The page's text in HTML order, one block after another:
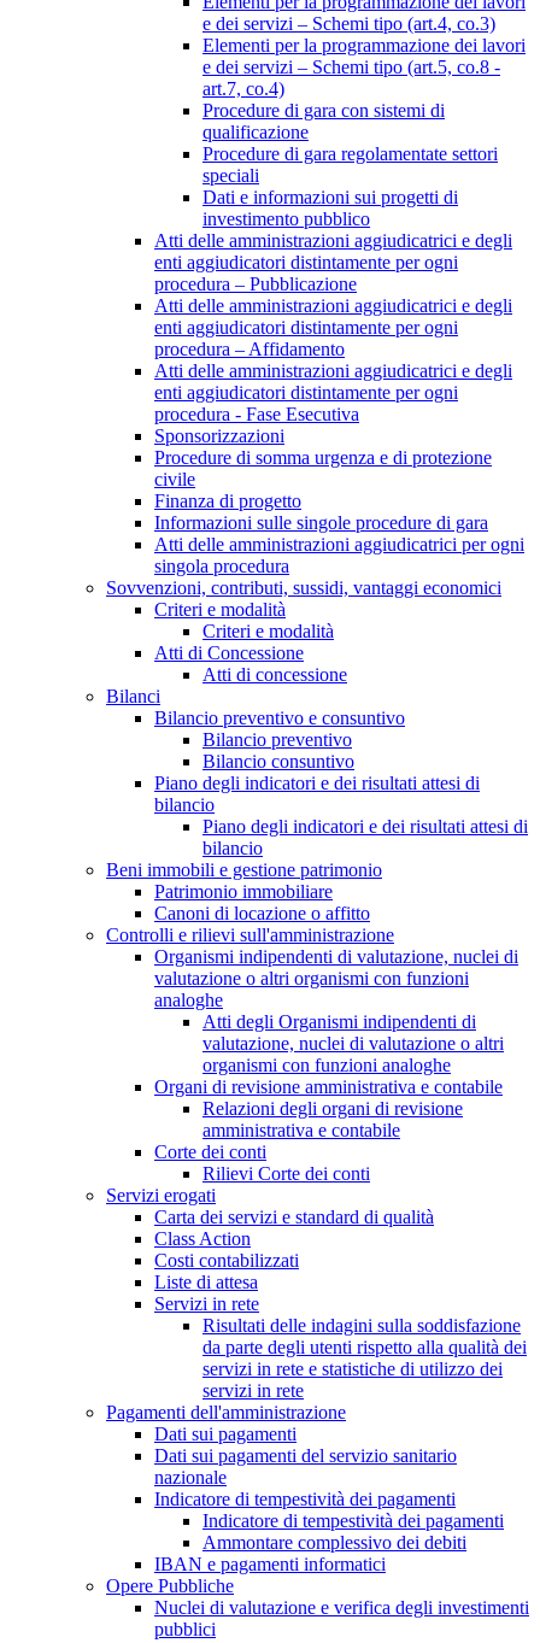
e dei servizi – Schemi tipo (art.4, co.3)
Elementi per la programmazione dei lavori
e dei servizi – Schemi tipo (art.5, co.8 -
art.7, co.4)
Procedure di gara con sistemi di
qualificazione
Procedure di gara regolamentate settori
speciali
Dati e informazioni sui progetti di
investimento pubblico
Atti delle amministrazioni aggiudicatrici e degli
enti aggiudicatori distintamente per ogni
procedura – Pubblicazione
Atti delle amministrazioni aggiudicatrici e degli
enti aggiudicatori distintamente per ogni
procedura – Affidamento
Atti delle amministrazioni aggiudicatrici e degli
enti aggiudicatori distintamente per ogni
procedura - Fase Esecutiva
Sponsorizzazioni
Procedure di somma urgenza e di protezione
civile
Finanza di progetto
Informazioni sulle singole procedure di gara
Atti delle amministrazioni aggiudicatrici per ogni
singola procedura
Sovvenzioni, contributi, sussidi, vantaggi economici
Criteri e modalità
Criteri e modalità
Atti di Concessione
Atti di concessione
Bilanci
Bilancio preventivo e consuntivo
Bilancio preventivo
Bilancio consuntivo
Piano degli indicatori e dei risultati attesi di
bilancio
Piano degli indicatori e dei risultati attesi di
bilancio
Beni immobili e gestione patrimonio
Patrimonio immobiliare
Canoni di locazione o affitto
Controlli e rilievi sull'amministrazione
Organismi indipendenti di valutazione, nuclei di
valutazione o altri organismi con funzioni
analoghe
Atti degli Organismi indipendenti di
valutazione, nuclei di valutazione o altri
organismi con funzioni analoghe
Organi di revisione amministrativa e contabile
Relazioni degli organi di revisione
amministrativa e contabile
Corte dei conti
Rilievi Corte dei conti
Servizi erogati
Carta dei servizi e standard di qualità
Class Action
Costi contabilizzati
Liste di attesa
Servizi in rete
Risultati delle indagini sulla soddisfazione
da parte degli utenti rispetto alla qualità dei
servizi in rete e statistiche di utilizzo dei
servizi in rete
Pagamenti dell'amministrazione
Dati sui pagamenti
Dati sui pagamenti del servizio sanitario
nazionale
Indicatore di tempestività dei pagamenti
Indicatore di tempestività dei pagamenti
Ammontare complessivo dei debiti
IBAN e pagamenti informatici
Opere Pubbliche
Nuclei di valutazione e verifica degli investimenti
pubblici